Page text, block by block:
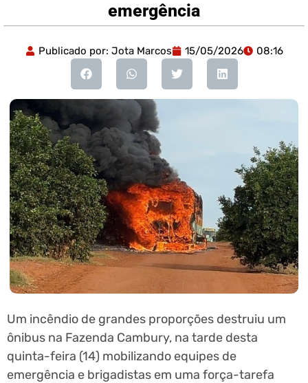
emergência
Publicado por: Jota Marcos 15/05/2026 08:16
Um incêndio de grandes proporções destruiu um
ônibus na Fazenda Cambury, na tarde desta
quinta-feira (14) mobilizando equipes de
emergência e brigadistas em uma força-tarefa